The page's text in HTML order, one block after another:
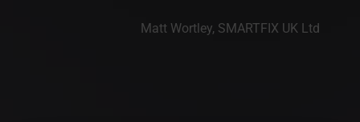
Matt Wortley, SMARTFIX UK Ltd